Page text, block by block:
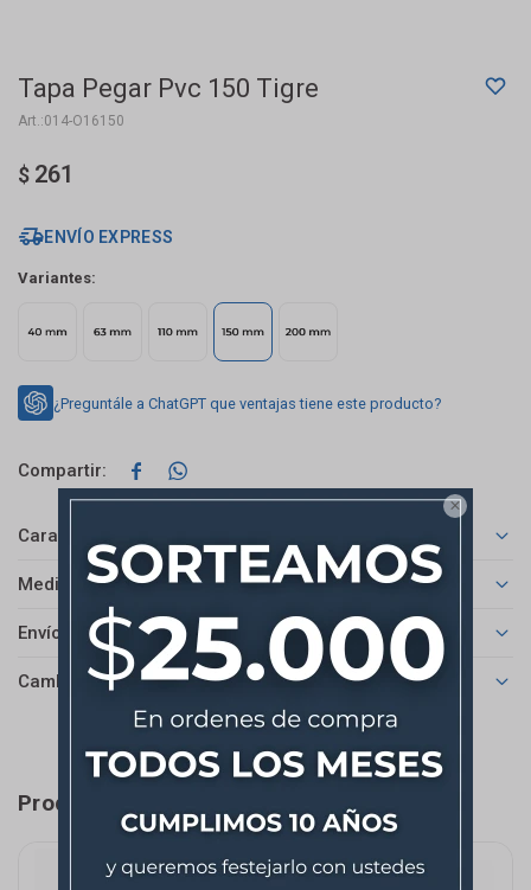

Tapa Pegar Pvc 150 Tigre
014-O16150
$ 261
ENVÍO EXPRESS
Variantes:
¿Preguntále a ChatGPT que ventajas tiene este producto?
 
Características
Medios de pago
Envíos
Cambios y Devoluciones
Productos que te pueden interesar